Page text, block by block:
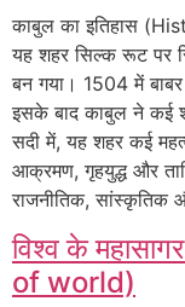
काबुल का इतिहास
यह शहर सिल्क रूट पर
बन गया। 1504 में
इसके बाद काबुल ने कई
सदी में, यह शहर कई
आक्रमण, गृहयुद्ध और
राजनीतिक, सांस्कृतिक
विश्व के
of world)